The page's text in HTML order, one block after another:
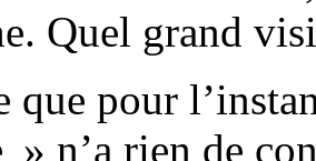
Quel grand
que pour
» n’a rien de